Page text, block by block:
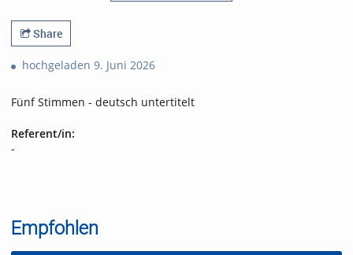
Share
hochgeladen 9. Juni 2026
Fünf Stimmen - deutsch untertitelt
Referent/in:
-
Empfohlen